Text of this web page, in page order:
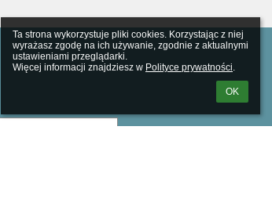
Ta strona wykorzystuje pliki cookies. Korzystając z niej
wyrażasz zgodę na ich używanie, zgodnie z aktualnymi
ustawieniami przeglądarki.
Więcej informacji znajdziesz w Polityce prywatności.
OK